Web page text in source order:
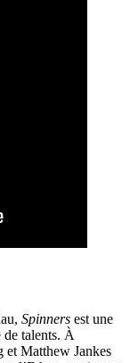
Spinners est une
talents. À
et Matthew Jankes